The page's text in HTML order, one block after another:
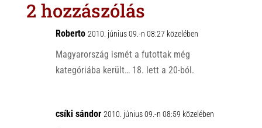
A
o
o
2 hozzászólás
Roberto 2010. június 09.-n 08:27 közelében
Magyarország ismét a futottak még
kategóriába került… 18. lett a 20-ból.
csíki sándor 2010. június 09.-n 08:59 közelében